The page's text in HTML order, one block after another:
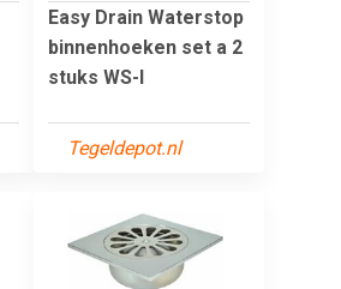
Easy Drain Waterstop
binnenhoeken set a 2
stuks WS-I
Tegeldepot.nl